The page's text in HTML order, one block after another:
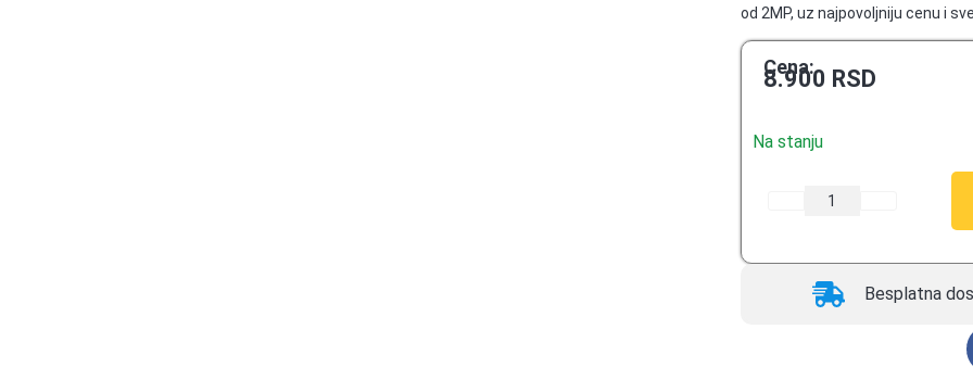
od 2MP, uz najpovoljniju cenu i
Cena:
8.900 RSD
Na stanju
Besplatna